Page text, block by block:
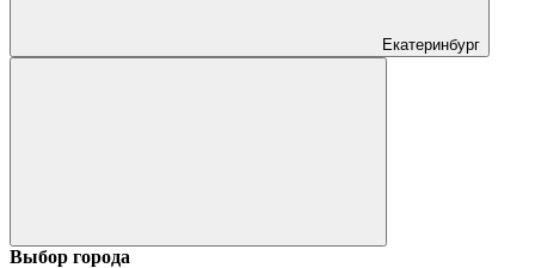
Екатеринбург
Выбор города